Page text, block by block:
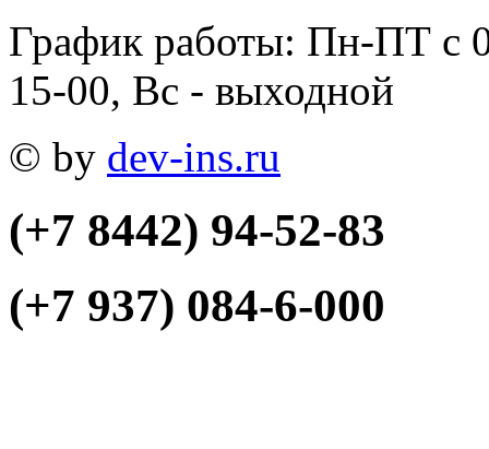
График работы: Пн-ПТ с
15-00, Вс - выходной
© by dev-ins.ru
(+7 8442) 94-52-83
(+7 937) 084-6-000